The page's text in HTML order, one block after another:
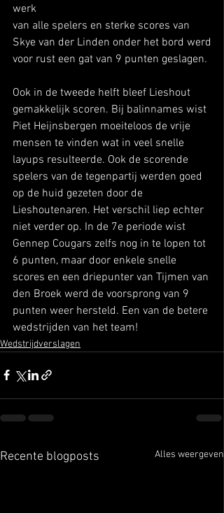
werk
van alle spelers en sterke scores van
Skye van der Linden onder het bord werd
voor rust een gat van 9 punten geslagen.
Ook in de tweede helft bleef Lieshout
gemakkelijk scoren. Bij balinnames wist
Piet Heijnsbergen moeiteloos de vrije
mensen te vinden wat in veel snelle
layups resulteerde. Ook de scorende
spelers van de tegenpartij werden goed
op de huid gezeten door de
Lieshoutenaren. Het verschil liep echter
niet verder op. In de 7e periode wist
Gennep Cougars zelfs nog in te lopen tot
6 punten, maar door enkele snelle
scores en een driepunter van Tijmen van
den Broek werd de voorsprong van 9
punten weer hersteld. Een van de betere
wedstrijden van het team!
Wedstrijdverslagen
Recente blogposts Alles weergeven